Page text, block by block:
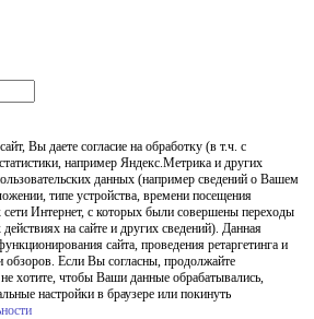
Вы даете согласие на обработку (в т.ч. с
например Яндекс.Метрика и других
данных (например сведений о Вашем
типе устройства, времени посещения
сети Интернет, с которых были совершены переходы
на сайте и других сведений). Данная
сайта, проведения ретаргетинга и
обзоров. Если Вы согласны, продолжайте
хотите, чтобы Ваши данные обрабатывались,
настройки в браузере или покинуть